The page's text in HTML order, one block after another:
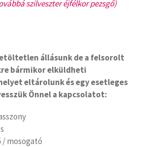
szilveszter éjfélkor pezsgő)
állásunk de a felsorolt
bármikor elküldheti
eltárolunk és egy esetleges
Önnel a kapcsolatot:
mosogató